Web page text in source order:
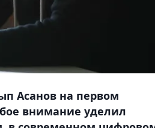
Асанов на первом
внимание уделил